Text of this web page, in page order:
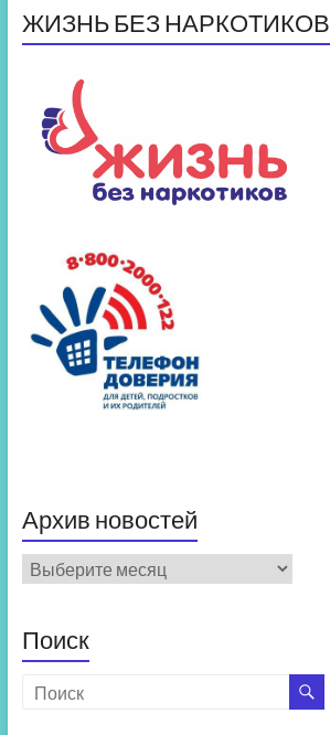
ЖИЗНЬ БЕЗ НАРКОТИКОВ
Архив новостей
Архив
новостей
Поиск